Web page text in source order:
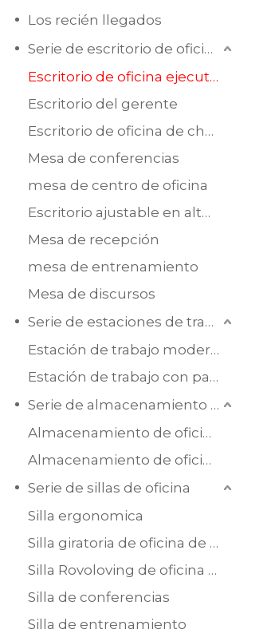
Los recién llegados
Serie de escritorio de oficina
Escritorio de oficina ejecutiva
Escritorio del gerente
Escritorio de oficina de chapa de MDF
Mesa de conferencias
mesa de centro de oficina
Escritorio ajustable en altura
Mesa de recepción
mesa de entrenamiento
Mesa de discursos
Serie de estaciones de trabajo de oficina
Estación de trabajo moderna de melamina
Estación de trabajo con pantalla
Serie de almacenamiento de oficina
Almacenamiento de oficina de madera
Almacenamiento de oficina de acero
Serie de sillas de oficina
Silla ergonomica
Silla giratoria de oficina de malla
Silla Rovoloving de oficina de cuero
Silla de conferencias
Silla de entrenamiento